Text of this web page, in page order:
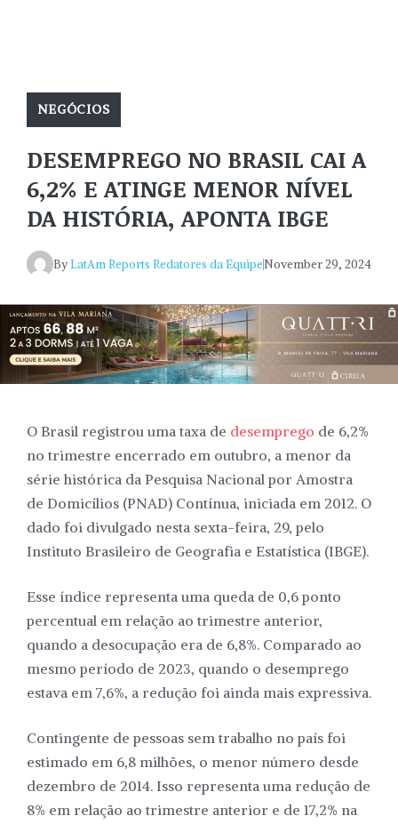
NEGÓCIOS
DESEMPREGO NO BRASIL CAI A
6,2% E ATINGE MENOR NÍVEL
DA HISTÓRIA, APONTA IBGE
ByLatAm Reports Redatores da EquipeNovember 29, 2024
O Brasil registrou uma taxa de desemprego de 6,2%
no trimestre encerrado em outubro, a menor da
série histórica da Pesquisa Nacional por Amostra
de Domicílios (PNAD) Contínua, iniciada em 2012. O
dado foi divulgado nesta sexta-feira, 29, pelo
Instituto Brasileiro de Geografia e Estatística (IBGE).
Esse índice representa uma queda de 0,6 ponto
percentual em relação ao trimestre anterior,
quando a desocupação era de 6,8%. Comparado ao
mesmo período de 2023, quando o desemprego
estava em 7,6%, a redução foi ainda mais expressiva.
Contingente de pessoas sem trabalho no país foi
estimado em 6,8 milhões, o menor número desde
dezembro de 2014. Isso representa uma redução de
8% em relação ao trimestre anterior e de 17,2% na